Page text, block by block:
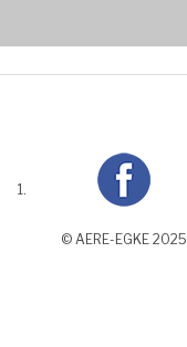
© AERE-EGKE 2025